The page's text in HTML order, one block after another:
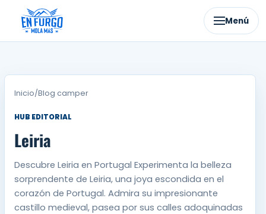
contenido
Menú
Inicio/Blog camper
HUB EDITORIAL
Leiria
Descubre Leiria en Portugal Experimenta la belleza
sorprendente de Leiria, una joya escondida en el
corazón de Portugal. Admira su impresionante
castillo medieval, pasea por sus calles adoquinadas